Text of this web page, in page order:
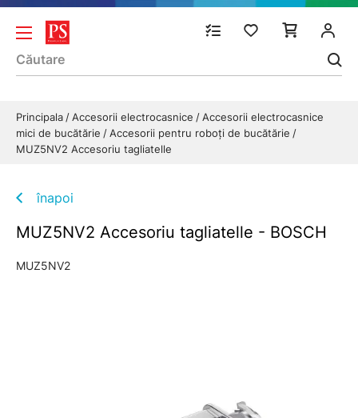
Principala Accesorii electrocasnice
Accesorii electrocasnice
mici de bucătărie
Accesorii pentru roboți de bucătărie
MUZ5NV2 Accesoriu tagliatelle
înapoi
MUZ5NV2 Accesoriu tagliatelle - BOSCH
MUZ5NV2